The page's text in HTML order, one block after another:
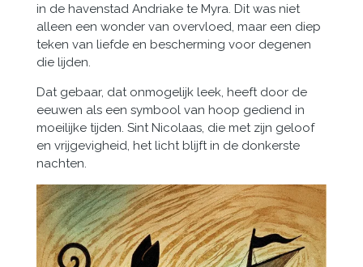
in de havenstad Andriake te Myra. Dit was niet
alleen een wonder van overvloed, maar een diep
teken van liefde en bescherming voor degenen
die lijden.
Dat gebaar, dat onmogelijk leek, heeft door de
eeuwen als een symbool van hoop gediend in
moeilijke tijden. Sint Nicolaas, die met zijn geloof
en vrijgevigheid, het licht blijft in de donkerste
nachten.